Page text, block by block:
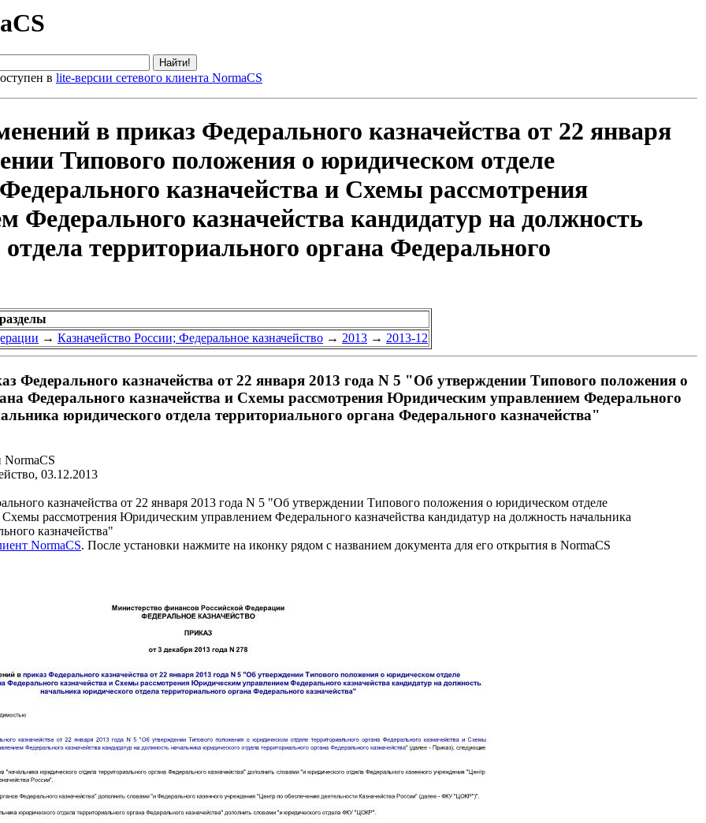
в lite-версии сетевого клиента NormaCS
в приказ Федерального казначейства от 22 января
Типового положения о юридическом отделе
казначейства и Схемы рассмотрения
казначейства кандидатур на должность
территориального органа Федерального
→ Казначейство России; Федеральное казначейство → 2013 → 2013-12
Федерального казначейства от 22 января 2013 года N 5 "Об утверждении Типового положения о
Федерального казначейства и Схемы рассмотрения Юридическим управлением Федерального
юридического отдела территориального органа Федерального казначейства"
NormaCS
03.12.2013
казначейства от 22 января 2013 года N 5 "Об утверждении Типового положения о юридическом отделе
Схемы рассмотрения Юридическим управлением Федерального казначейства кандидатур на должность начальника
казначейства"
NormaCS. После установки нажмите на иконку рядом с названием документа для его открытия в NormaCS